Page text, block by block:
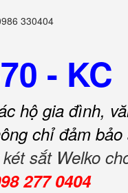
330404
- KC
hộ gia đình,
chỉ đảm
sắt Welko
277 0404